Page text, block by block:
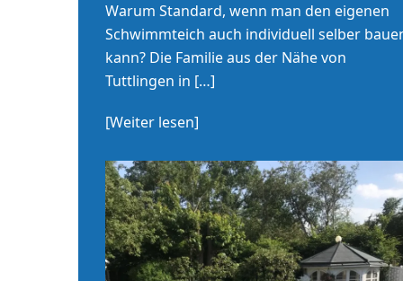
Warum Standard, wenn man den eigenen
Schwimmteich auch individuell selber
kann? Die Familie aus der Nähe von
Tuttlingen in […]
[Weiter lesen]